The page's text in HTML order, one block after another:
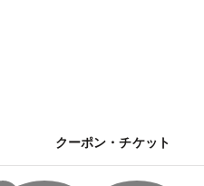
クーポン・チケット